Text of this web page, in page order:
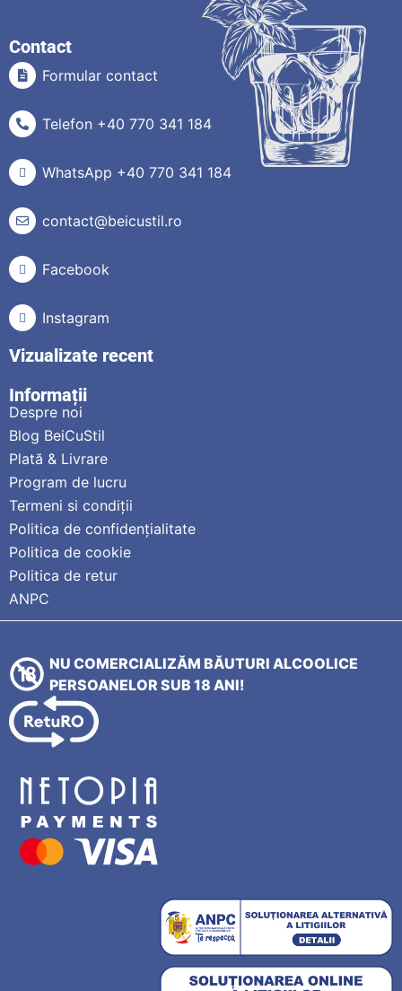
Contact
Formular contact
Telefon +40 770 341 184
WhatsApp +40 770 341 184
contact@beicustil.ro
Facebook
Instagram
Vizualizate recent
Informații
Despre noi
Blog BeiCuStil
Plată & Livrare
Program de lucru
Termeni si condiții
Politica de confidențialitate
Politica de cookie
Politica de retur
ANPC
NU COMERCIALIZĂM BĂUTURI ALCOOLICE
PERSOANELOR SUB 18 ANI!